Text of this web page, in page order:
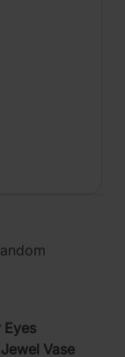
Eyes
Jewel Vase